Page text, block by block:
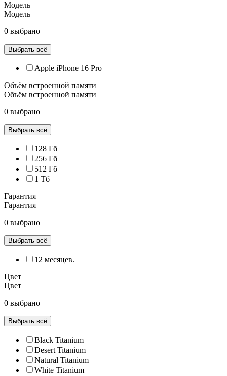
Модель
Модель
0 выбрано
Выбрать всё
Apple iPhone 16 Pro
Объём встроенной памяти
Объём встроенной памяти
0 выбрано
Выбрать всё
128 Гб
256 Гб
512 Гб
1 Тб
Гарантия
Гарантия
0 выбрано
Выбрать всё
12 месяцев.
Цвет
Цвет
0 выбрано
Выбрать всё
Black Titanium
Desert Titanium
Natural Titanium
White Titanium